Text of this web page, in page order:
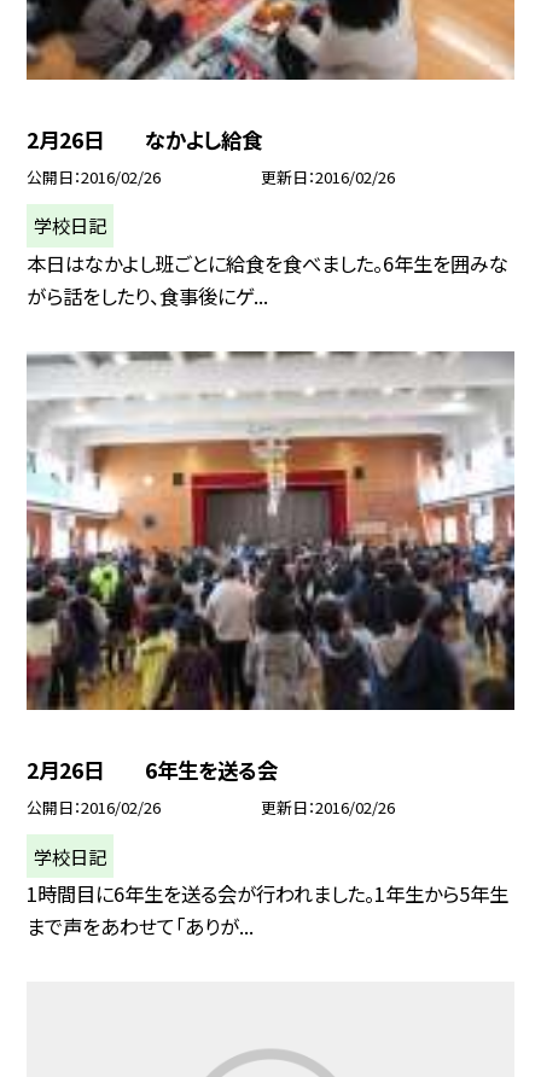
2月26日 なかよし給食
公開日 2016/02/26 更新日 2016/02/26
学校日記
本日はなかよし班ごとに給食を食べました。6年生を囲みな
がら話をしたり、食事後にゲ...
2月26日 6年生を送る会
公開日 2016/02/26 更新日 2016/02/26
学校日記
1時間目に6年生を送る会が行われました。1年生から5年生
まで声をあわせて「ありが...